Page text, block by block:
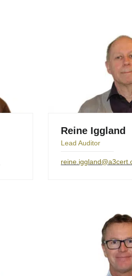
Reine Iggland
Lead Auditor